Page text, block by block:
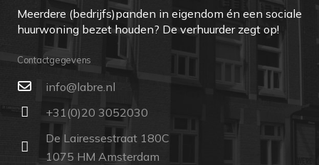
Meerdere (bedrijfs)panden in eigendom én een sociale
huurwoning bezet houden? De verhuurder zegt op!
Contactgegevens
ln.erbal@ofni
+31(0)20 3052030
De Lairessestraat 180C
1075 HM Amsterdam